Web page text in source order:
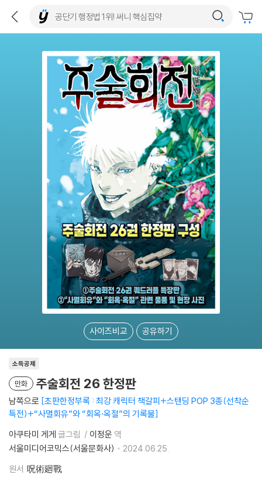
사이즈비교 공유하기
소득공제
만화 주술회전 26 한정판
남쪽으로 초판한정부록 : 최강 캐릭터 책갈피+스탠딩 POP 3종(선착순
특전)+“사멸회유”와 “회옥·옥절”의 기록물
아쿠타미 게게 글그림 이정운 역
서울미디어코믹스(서울문화사)
2024.06.25.
원서 呪術廻戰